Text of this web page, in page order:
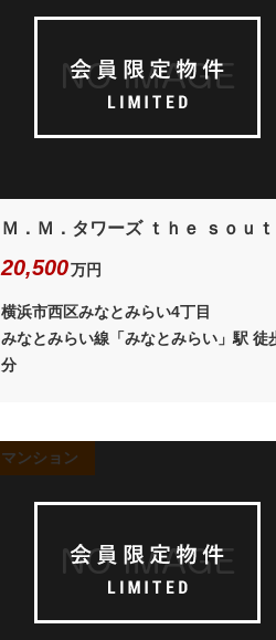
Ｍ．Ｍ．タワーズ ｔｈｅ ｓｏｕｔ
20,500万円
横浜市西区みなとみらい4丁目
みなとみらい線「みなとみらい」駅 徒
分
マンション